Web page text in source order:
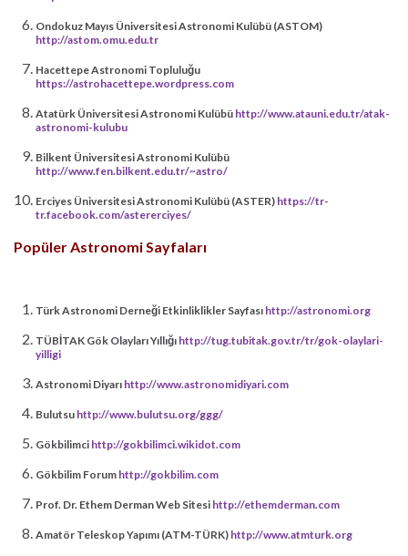
Ondokuz Mayıs Üniversitesi Astronomi Kulübü (ASTOM)
http://astom.omu.edu.tr
Hacettepe Astronomi Topluluğu
https://astrohacettepe.wordpress.com
Atatürk Üniversitesi Astronomi Kulübü http://www.atauni.edu.tr/atak-
astronomi-kulubu
Bilkent Üniversitesi Astronomi Kulübü
http://www.fen.bilkent.edu.tr/~astro/
Erciyes Üniversitesi Astronomi Kulübü (ASTER) https://tr-
tr.facebook.com/astererciyes/
Popüler Astronomi Sayfaları
Türk Astronomi Derneği Etkinliklikler Sayfası http://astronomi.org
TÜBİTAK Gök Olayları Yıllığı http://tug.tubitak.gov.tr/tr/gok-olaylari-
yilligi
Astronomi Diyarı http://www.astronomidiyari.com
Bulutsu http://www.bulutsu.org/ggg/
Gökbilimci http://gokbilimci.wikidot.com
Gökbilim Forum http://gokbilim.com
Prof. Dr. Ethem Derman Web Sitesi http://ethemderman.com
Amatör Teleskop Yapımı (ATM-TÜRK) http://www.atmturk.org